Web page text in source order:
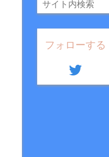
フォローする
twitter